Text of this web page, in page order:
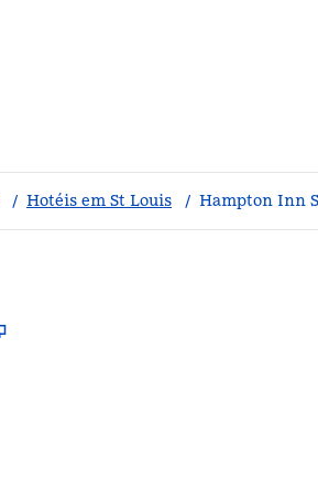
/ Hotéis em St Louis / Hampton Inn
,